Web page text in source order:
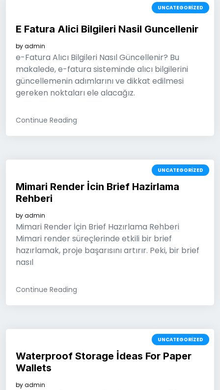
UNCATEGORIZED
E Fatura Alici Bilgileri Nasil Guncellenir
byadmin
e-Fatura Alıcı Bilgileri Nasıl Güncellenir? Bu
makalede, e-fatura sisteminde alıcı bilgilerini
güncellemenin adımlarını ve dikkat edilmesi
gereken noktaları ele alacağız.
Continue Reading
UNCATEGORIZED
Mimari Render İcin Brief Hazirlama
Rehberi
byadmin
Mimari Render İçin Brief Hazırlama Rehberi
Mimari render süreçlerinde etkili bir brief
hazırlamak, proje başarısını artırır. Peki, bir brief
nasıl
Continue Reading
UNCATEGORIZED
Waterproof Storage İdeas For Paper
Wallets
byadmin